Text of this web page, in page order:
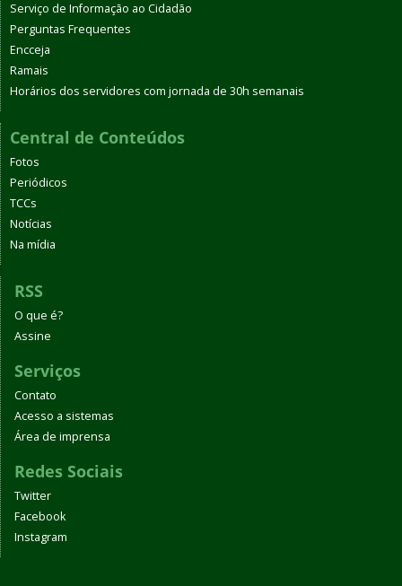
Serviço de Informação ao Cidadão
Perguntas Frequentes
Encceja
Ramais
Horários dos servidores com jornada de 30h semanais
Central de Conteúdos
Fotos
Periódicos
TCCs
Notícias
Na mídia
RSS
O que é?
Assine
Serviços
Contato
Acesso a sistemas
Área de imprensa
Redes Sociais
Twitter
Facebook
Instagram